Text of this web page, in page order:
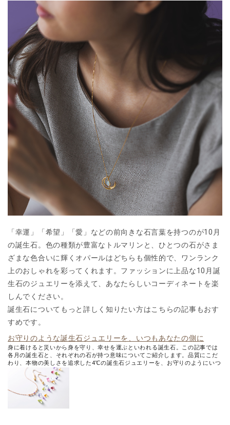
「幸運」「希望」「愛」などの前向きな石言葉を持つのが10月
の誕生石。色の種類が豊富なトルマリンと、ひとつの石がさま
ざまな色合いに輝くオパールはどちらも個性的で、ワンランク
上のおしゃれを彩ってくれます。ファッションに上品な10月誕
生石のジュエリーを添えて、あなたらしいコーディネートを楽
しんでください。
誕生石についてもっと詳しく知りたい方はこちらの記事もおす
すめです。
お守りのような誕生石ジュエリーを、いつもあなたの側に
身に着けると災いから身を守り、幸せを運ぶといわれる誕生石。この記事では
各月の誕生石と、それぞれの石が持つ意味についてご紹介します。品質にこだ
わり、本物の美しさを追求した4℃の誕生石ジュエリーを、お守りのようにいつ
もあなたの側に。